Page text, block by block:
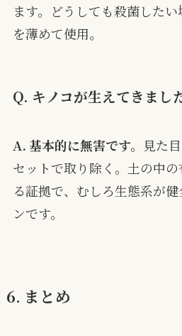
ます。どうしても殺菌した
を薄めて使用。
Q. キノコが生えてきまし
A. 基本的に無害です。 見た
セットで取り除く。土の中
る証拠で、むしろ生態系が
ンです。
6. まとめ